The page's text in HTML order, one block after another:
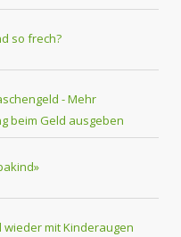
so frech?
- Mehr
beim Geld ausgeben
wieder mit Kinderaugen